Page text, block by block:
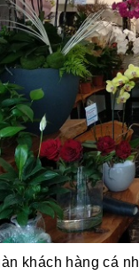
khách hàng cá